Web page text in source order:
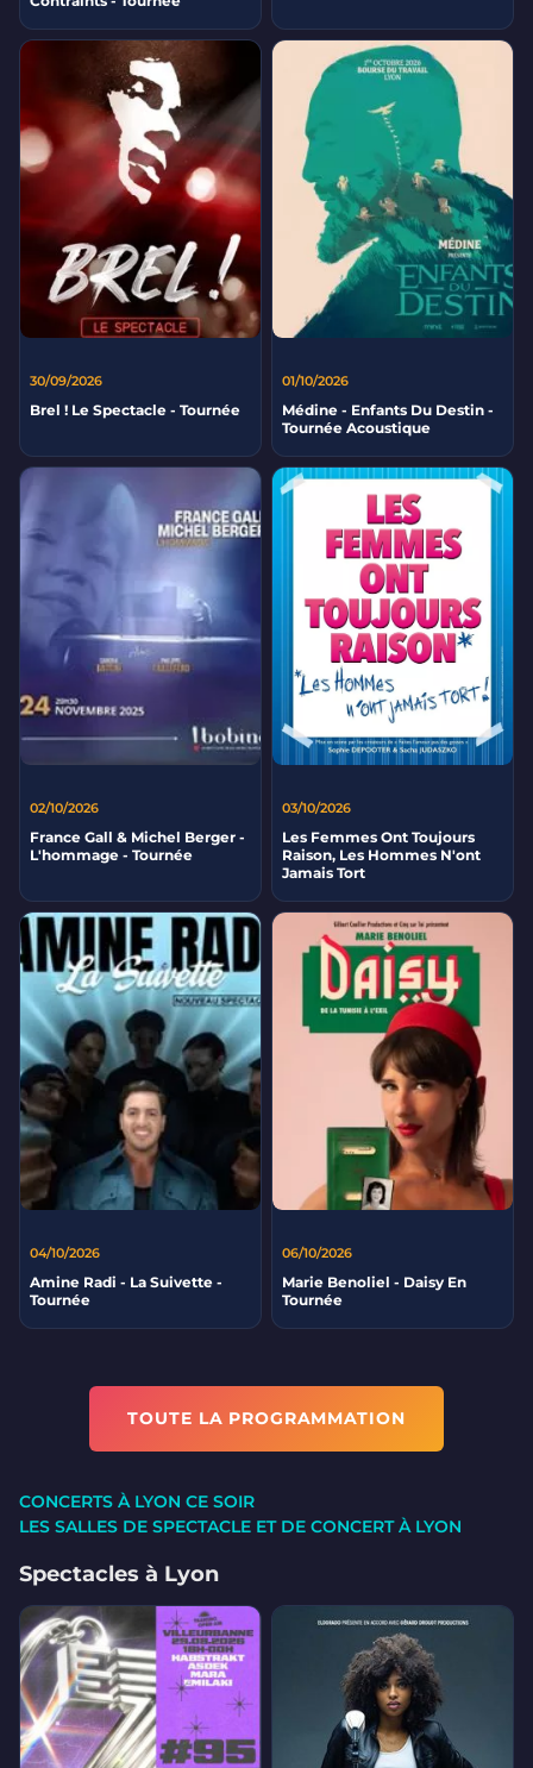
30/09/2026
Brel ! Le Spectacle - Tournée
01/10/2026
Médine - Enfants Du Destin -
Tournée Acoustique
02/10/2026
France Gall & Michel Berger -
L'hommage - Tournée
03/10/2026
Les Femmes Ont Toujours
Raison, Les Hommes N'ont
Jamais Tort
04/10/2026
Amine Radi - La Suivette -
Tournée
06/10/2026
Marie Benoliel - Daisy En
Tournée
TOUTE LA PROGRAMMATION
CONCERTS À LYON CE SOIR
LES SALLES DE SPECTACLE ET DE CONCERT À LYON
Spectacles à Lyon